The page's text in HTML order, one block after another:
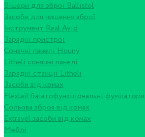
Вішери для зброї Ballistol
Засоби для чищення зброї
Інструмент Real Avid
Зарядні пристрої
Сонячні панелі Houny
Litheli сонячні панелі
Зарядні станції Litheli
Засоби від комах
Flextail багатофункціональні фумігатори
Сольова зброя від комах
Extravel засоби від комах
Меблі